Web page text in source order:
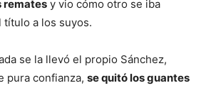
remates y vio cómo otro se iba
título a los suyos.
se la llevó el propio Sánchez,
pura confianza, se quitó los guantes